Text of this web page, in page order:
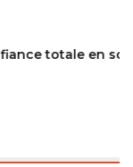
totale en son